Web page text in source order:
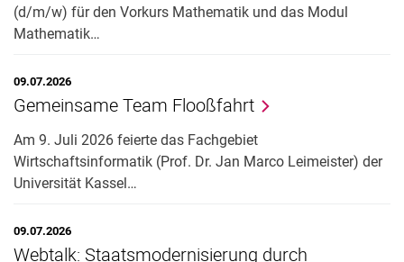
(d/m/w) für den Vorkurs Mathematik und das Modul
Mathematik…
09.07.2026
Gemeinsame Team Flooßfahrt
Am 9. Juli 2026 feierte das Fachgebiet
Wirtschaftsinformatik (Prof. Dr. Jan Marco Leimeister) der
Universität Kassel…
09.07.2026
Webtalk: Staatsmodernisierung durch